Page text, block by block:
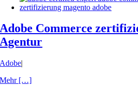
Adobe Commerce
Agentur
Adobe|
Mehr […]